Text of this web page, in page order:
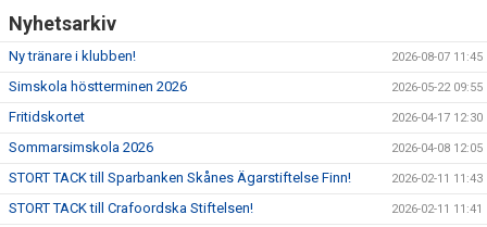
Nyhetsarkiv
Ny tränare i klubben! 2026-08-07 11:45
Simskola höstterminen 2026 2026-05-22 09:55
Fritidskortet 2026-04-17 12:30
Sommarsimskola 2026 2026-04-08 12:05
STORT TACK till Sparbanken Skånes Ägarstiftelse Finn! 2026-02-11 11:43
STORT TACK till Crafoordska Stiftelsen! 2026-02-11 11:41